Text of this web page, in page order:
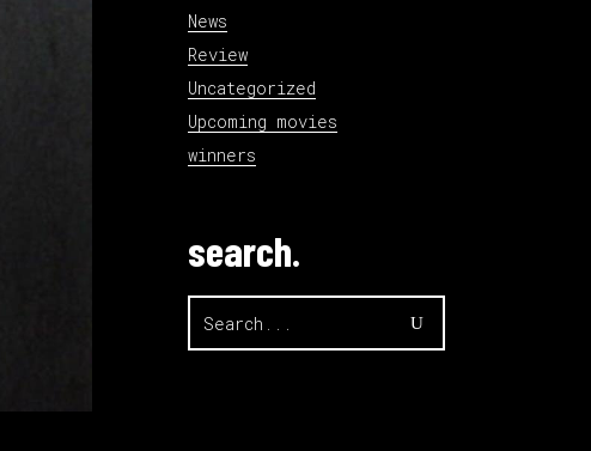
News
Review
Uncategorized
Upcoming movies
winners
search.
for: